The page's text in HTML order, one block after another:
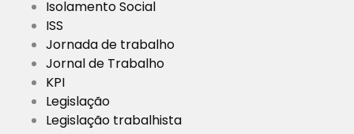
Isolamento Social
ISS
Jornada de trabalho
Jornal de Trabalho
KPI
Legislação
Legislação trabalhista